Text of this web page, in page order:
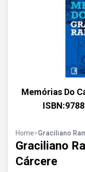
Memórias Do
Home>Graciliano
Graciliano
Cárcere